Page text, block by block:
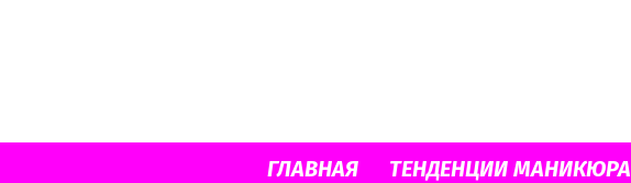
ГЛАВНАЯ ТЕНДЕНЦИИ МАНИКЮРА